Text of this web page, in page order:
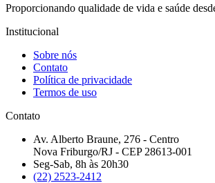
Proporcionando qualidade de vida e saúde
Institucional
Sobre nós
Contato
Política de privacidade
Termos de uso
Contato
Av. Alberto Braune, 276 - Centro
Nova Friburgo/RJ - CEP 28613-001
Seg-Sab, 8h às 20h30
(22) 2523-2412